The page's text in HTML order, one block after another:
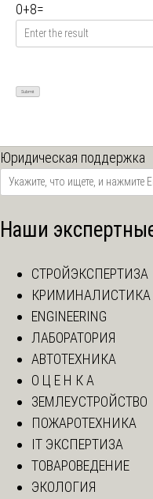
0+8=
Юридическая поддержка
Наши
СТРОЙЭКСПЕРТИЗА
КРИМИНАЛИСТИКА
ENGINEERING
ЛАБОРАТОРИЯ
АВТОТЕХНИКА
О Ц Е Н К А
ЗЕМЛЕУСТРОЙСТВО
ПОЖАРОТЕХНИКА
IT ЭКСПЕРТИЗА
ТОВАРОВЕДЕНИЕ
ЭКОЛОГИЯ